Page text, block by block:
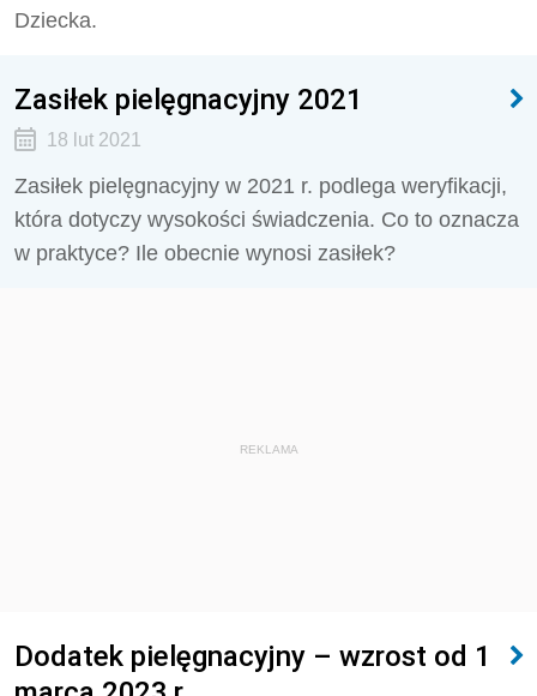
Dziecka.
Zasiłek pielęgnacyjny 2021
18 lut 2021
Zasiłek pielęgnacyjny w 2021 r. podlega weryfikacji,
która dotyczy wysokości świadczenia. Co to oznacza
w praktyce? Ile obecnie wynosi zasiłek?
REKLAMA
Dodatek pielęgnacyjny – wzrost od 1